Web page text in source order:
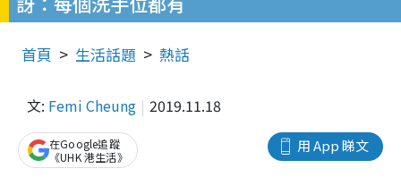
首頁 生活話題 熱話
文: Femi Cheung 2019.11.18
用 App 睇文
在Google追蹤
《UHK 港生活》